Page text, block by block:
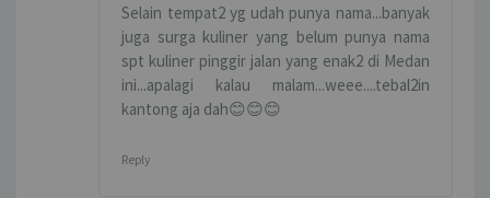
Selain tempat2 yg udah punya nama...banyak
juga surga kuliner yang belum punya nama
spt kuliner pinggir jalan yang enak2 di Medan
ini...apalagi kalau malam...weee....tebal2in
kantong aja dah😊😊😊
Reply